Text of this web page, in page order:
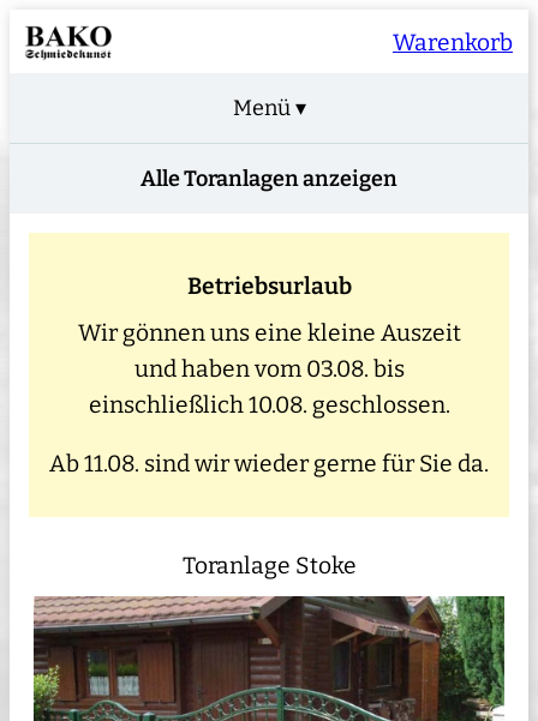
Warenkorb
Menü ▾
Alle Toranlagen anzeigen
Betriebsurlaub
Wir gönnen uns eine kleine Auszeit
und haben vom 03.08. bis
einschließlich 10.08. geschlossen.
Ab 11.08. sind wir wieder gerne für Sie da.
Toranlage Stoke